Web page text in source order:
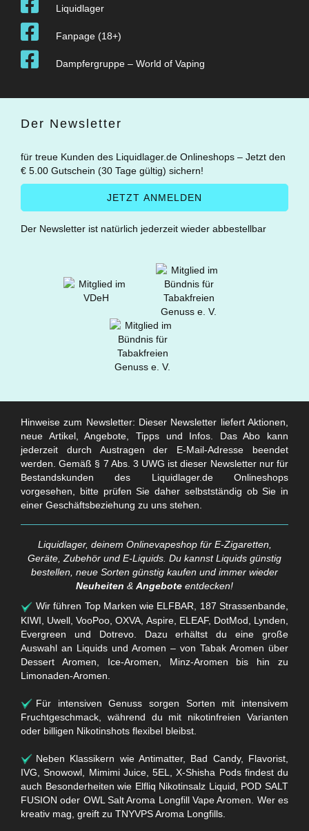
Liquidlager
Fanpage (18+)
Dampfergruppe – World of Vaping
Der Newsletter
für treue Kunden des Liquidlager.de Onlineshops – Jetzt den
€ 5.00 Gutschein (30 Tage gültig) sichern!
Der Newsletter ist natürlich jederzeit wieder abbestellbar
Hinweise zum Newsletter: Dieser Newsletter liefert Aktionen,
neue Artikel, Angebote, Tipps und Infos. Das Abo kann
jederzeit durch Austragen der E-Mail-Adresse beendet
werden. Gemäß § 7 Abs. 3 UWG ist dieser Newsletter nur für
Bestandskunden des Liquidlager.de Onlineshops
vorgesehen, bitte prüfen Sie daher selbstständig ob Sie in
einer Geschäftsbeziehung zu uns stehen.
Liquidlager, deinem Onlinevapeshop für E-Zigaretten,
Geräte, Zubehör und E-Liquids. Du kannst Liquids günstig
bestellen, neue Sorten günstig kaufen und immer wieder
Neuheiten & Angebote entdecken!
Wir führen Top Marken wie ELFBAR, 187 Strassenbande,
KIWI, Uwell, VooPoo, OXVA, Aspire, ELEAF, DotMod, Lynden,
Evergreen und Dotrevo. Dazu erhältst du eine große
Auswahl an Liquids und Aromen – von Tabak Aromen über
Dessert Aromen, Ice-Aromen, Minz-Aromen bis hin zu
Limonaden-Aromen.
Für intensiven Genuss sorgen Sorten mit intensivem
Fruchtgeschmack, während du mit nikotinfreien Varianten
oder billigen Nikotinshots flexibel bleibst.
Neben Klassikern wie Antimatter, Bad Candy, Flavorist,
IVG, Snowowl, Mimimi Juice, 5EL, X-Shisha Pods findest du
auch Besonderheiten wie Elfliq Nikotinsalz Liquid, POD SALT
FUSION oder OWL Salt Aroma Longfill Vape Aromen. Wer es
kreativ mag, greift zu TNYVPS Aroma Longfills.